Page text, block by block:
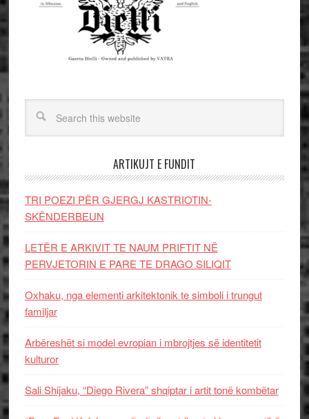
ARTIKUJT E FUNDIT
TRI POEZI PËR GJERGJ KASTRIOTIN-
SKËNDERBEUN
LETËR E ARKIVIT TE NAUM PRIFTIT NË
PERVJETORIN E PARE TE DRAGO SILIQIT
Oxhaku, nga elementi arkitektonik te simboli i trungut
familjar
Arbëreshët si model evropian i mbrojtjes së identitetit
kulturor
Sali Shijaku, “Diego Rivera” shqiptar i artit tonë kombëtar